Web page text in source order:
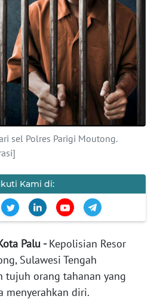
sel Polres Parigi Moutong.
Kami di:
Palu -Kepolisian Resor
Sulawesi Tengah
tujuh orang tahanan yang
menyerahkan diri.